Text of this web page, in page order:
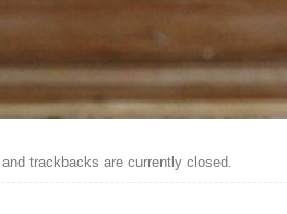
trackbacks are currently closed.